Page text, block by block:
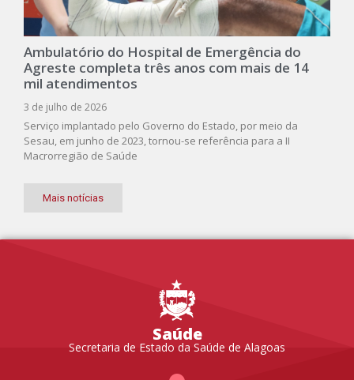
Ambulatório do Hospital de Emergência do
Agreste completa três anos com mais de 14
mil atendimentos
3 de julho de 2026
Serviço implantado pelo Governo do Estado, por meio da
Sesau, em junho de 2023, tornou-se referência para a II
Macrorregião de Saúde
Mais notícias
Saúde
Secretaria de Estado da Saúde de Alagoas